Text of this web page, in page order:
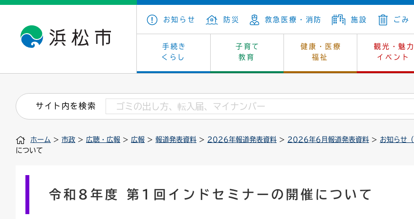
お知らせ 防災 救急医療・消防 施設 ごみ
手続き
くらし
子育て
教育
健康・医療
福祉
観光・魅力
イベント
戸籍・住民の手続き 保険・年金 上下水道
住まい・建築 墓地・斎場 消費生活
税金 法人税 環境
印鑑登録証明書 戸籍謄本・抄本 住所変更
子育て・青少年・若者 教育 生涯学習
看護専門学校 学級閉鎖 幼稚園一覧
小学校一覧 中学校一覧
健康・医療 福祉 休日当番医
介護保険 保健所
文化・芸術 文化財 レジャー・スポーツ
浜松・浜名湖だいすきネット はじめよう、ハマライフ
産業振興 カーボンニュートラル 土地
発注情報(入札・契約) 福祉・介護 環境対策
募集 雇用・就労 企業立地
市の概要 庁舎案内 市長の部屋
外郭団体 統計 選挙
職員採用 市有財産 例規・公示
会議 情報公開・個人情報 監査
サイト内を検索
ホーム > 市政 > 広聴・広報 > 広報 > 報道発表資料 > 2026年報道発表資料 > 2026年6月報道発表資料 > お知らせ
について
令和8年度 第1回インドセミナーの開催について